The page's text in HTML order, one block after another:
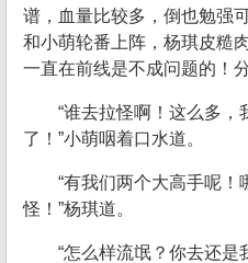
谱，血量比较多，倒也勉强
和小萌轮番上阵，杨琪皮糙
一直在前线是不成问题的！
“谁去拉怪啊！这么多
了！”小萌咽着口水道。
“有我们两个大高手呢！
怪！”杨琪道。
“怎么样流氓？你去还是